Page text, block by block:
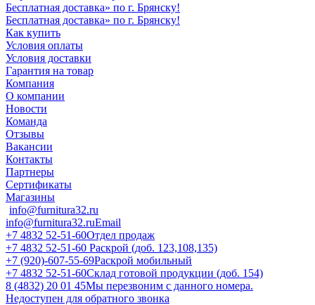
Бесплатная доставка» по г. Брянску!
Бесплатная доставка» по г. Брянску!
Как купить
Условия оплаты
Условия доставки
Гарантия на товар
Компания
О компании
Новости
Команда
Отзывы
Вакансии
Контакты
Партнеры
Сертификаты
Магазины
info@furnitura32.ru
info@furnitura32.ruEmail
+7 4832 52-51-60Отдел продаж
+7 4832 52-51-60 Раскрой (доб. 123,108,135)
+7 (920)-607-55-69Раскрой мобильный
+7 4832 52-51-60Склад готовой продукции (доб. 154)
8 (4832) 20 01 45Мы перезвоним с данного номера.
Недоступен для обратного звонка